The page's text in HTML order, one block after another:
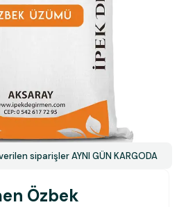
siparişler AYNI GÜN KARGODA
Özbek